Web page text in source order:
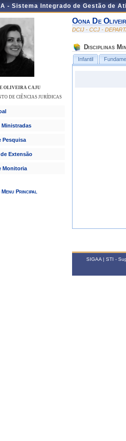
- Sistema Integrado de Gestão de
OLIVEIRA CAJU
DE CIÊNCIAS JURÍDICAS
Pesquisa
Extensão
Monitoria
Principal
Oona De
DCIJ - CCJ -
Disciplinas
Infantil
SIGAA | STI -